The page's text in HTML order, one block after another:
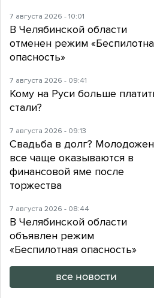
7 августа 2026 - 10:01
В Челябинской области
отменен режим
опасность»
7 августа 2026 - 09:41
Кому на Руси больше
стали?
7 августа 2026 - 09:13
Свадьба в долг?
все чаще оказываются в
финансовой яме после
торжества
7 августа 2026 - 08:44
В Челябинской области
объявлен режим
«Беспилотная опасность»
все новости